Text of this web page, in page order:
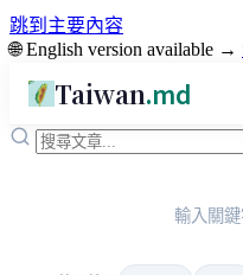
跳到主要內容
🌐 English version available →
Taiwan.md
輸入關